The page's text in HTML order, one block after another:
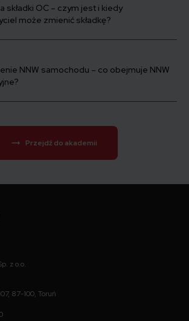
składki OC – czym jest i kiedy
może zmienić składkę?
NNW samochodu – co obejmuje NNW
Przejdź do akademii
z o.o.
87-100, Toruń